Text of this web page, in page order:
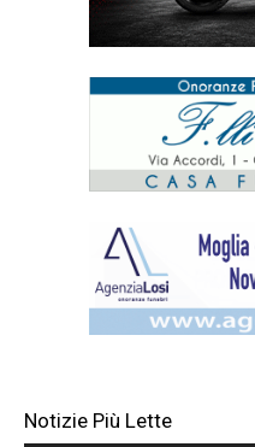
Notizie Più Lette